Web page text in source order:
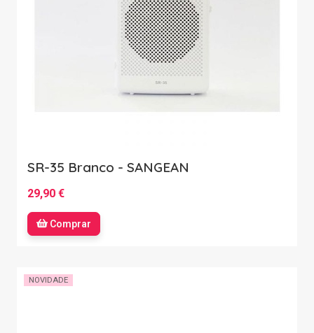
SR-35 Branco - SANGEAN
29,90 €
Comprar
NOVIDADE